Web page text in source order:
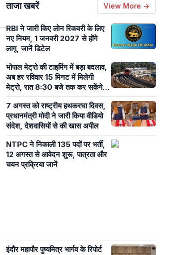
ताजा खबरें View More →
RBI ने जारी किए लोन रिकवरी के लिए
नए नियम, 1 जनवरी 2027 से होंगे
लागू, जानें डिटेल
भोपाल मेट्रो की टाइमिंग में बड़ा बदलाव,
अब हर रविवार 15 मिनट में मिलेगी
मेट्रो, रात 8:30 बजे तक कर सकेंगे
सफर
7 अगस्त को राष्ट्रीय हथकरघा दिवस,
प्रधानमंत्री मोदी ने जारी किया वीडियो
संदेश, देशवासियों से की खास अपील
NTPC ने निकाली 135 पदों पर भर्ती,
12 अगस्त से आवेदन शुरू, पात्रता और
चयन प्रक्रिया जानें
इंदौर महापौर पुष्यमित्र भार्गव के रिपोर्ट